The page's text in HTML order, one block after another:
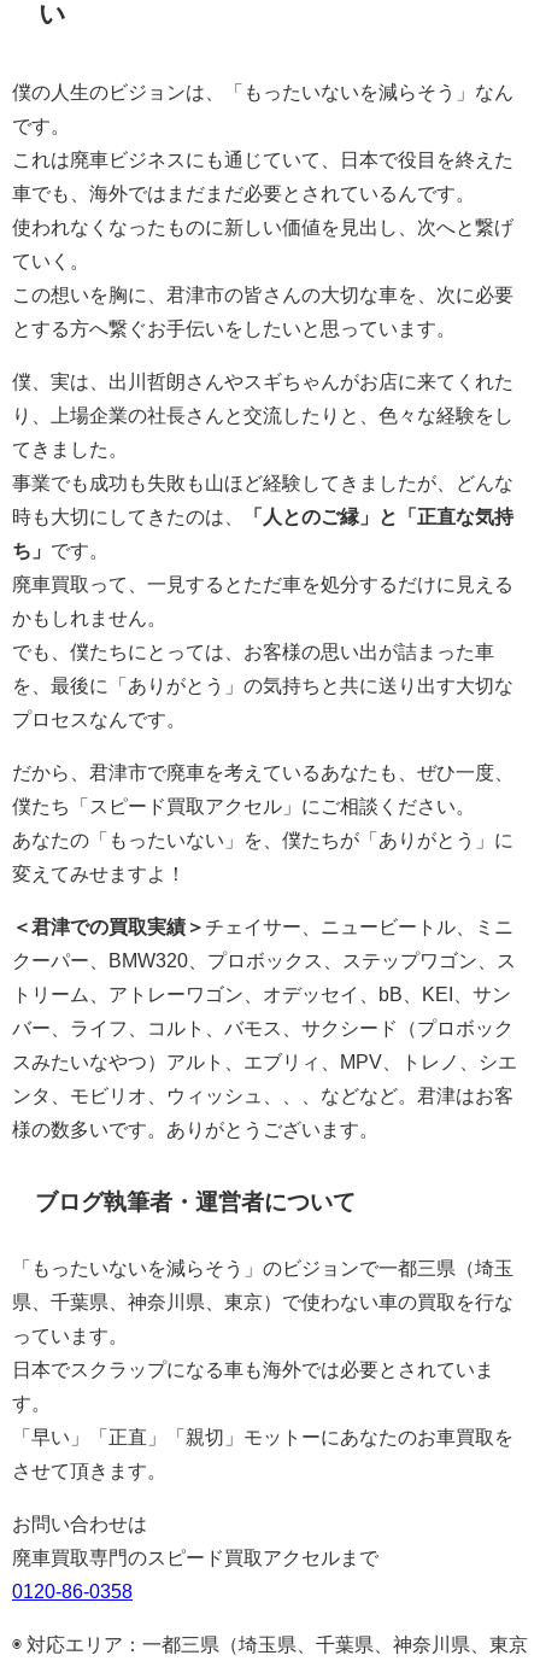
い
僕の人生のビジョンは、「もったいないを減らそう」なん
です。
これは廃車ビジネスにも通じていて、日本で役目を終えた
車でも、海外ではまだまだ必要とされているんです。
使われなくなったものに新しい価値を見出し、次へと繋げ
ていく。
この想いを胸に、君津市の皆さんの大切な車を、次に必要
とする方へ繋ぐお手伝いをしたいと思っています。
僕、実は、出川哲朗さんやスギちゃんがお店に来てくれた
り、上場企業の社長さんと交流したりと、色々な経験をし
てきました。
事業でも成功も失敗も山ほど経験してきましたが、どんな
時も大切にしてきたのは、
「人とのご縁」と「正直な気持
ち」 です。
廃車買取って、一見するとただ車を処分するだけに見える
かもしれません。
でも、僕たちにとっては、お客様の思い出が詰まった車
を、最後に「ありがとう」の気持ちと共に送り出す大切な
プロセスなんです。
だから、君津市で廃車を考えているあなたも、ぜひ一度、
僕たち「スピード買取アクセル」にご相談ください。
あなたの「もったいない」を、僕たちが「ありがとう」に
変えてみせますよ！
＜君津での買取実績＞チェイサー、ニュービートル、ミニ
クーパー、BMW320、プロボックス、ステップワゴン、ス
トリーム、アトレーワゴン、オデッセイ、bB、KEI、サン
バー、ライフ、コルト、バモス、サクシード（プロボック
スみたいなやつ）アルト、エブリィ、MPV、トレノ、シエ
ンタ、モビリオ、ウィッシュ、、、などなど。君津はお客
様の数多いです。ありがとうございます。
ブログ執筆者・運営者について
「もったいないを減らそう」のビジョンで一都三県（埼玉
県、千葉県、神奈川県、東京）で使わない車の買取を行な
っています。
日本でスクラップになる車も海外では必要とされていま
す。
「早い」「正直」「親切」モットーにあなたのお車買取を
させて頂きます。
お問い合わせは
廃車買取専門のスピード買取アクセルまで
0120-86-0358
◉ 対応エリア：一都三県（埼玉県、千葉県、神奈川県、東京